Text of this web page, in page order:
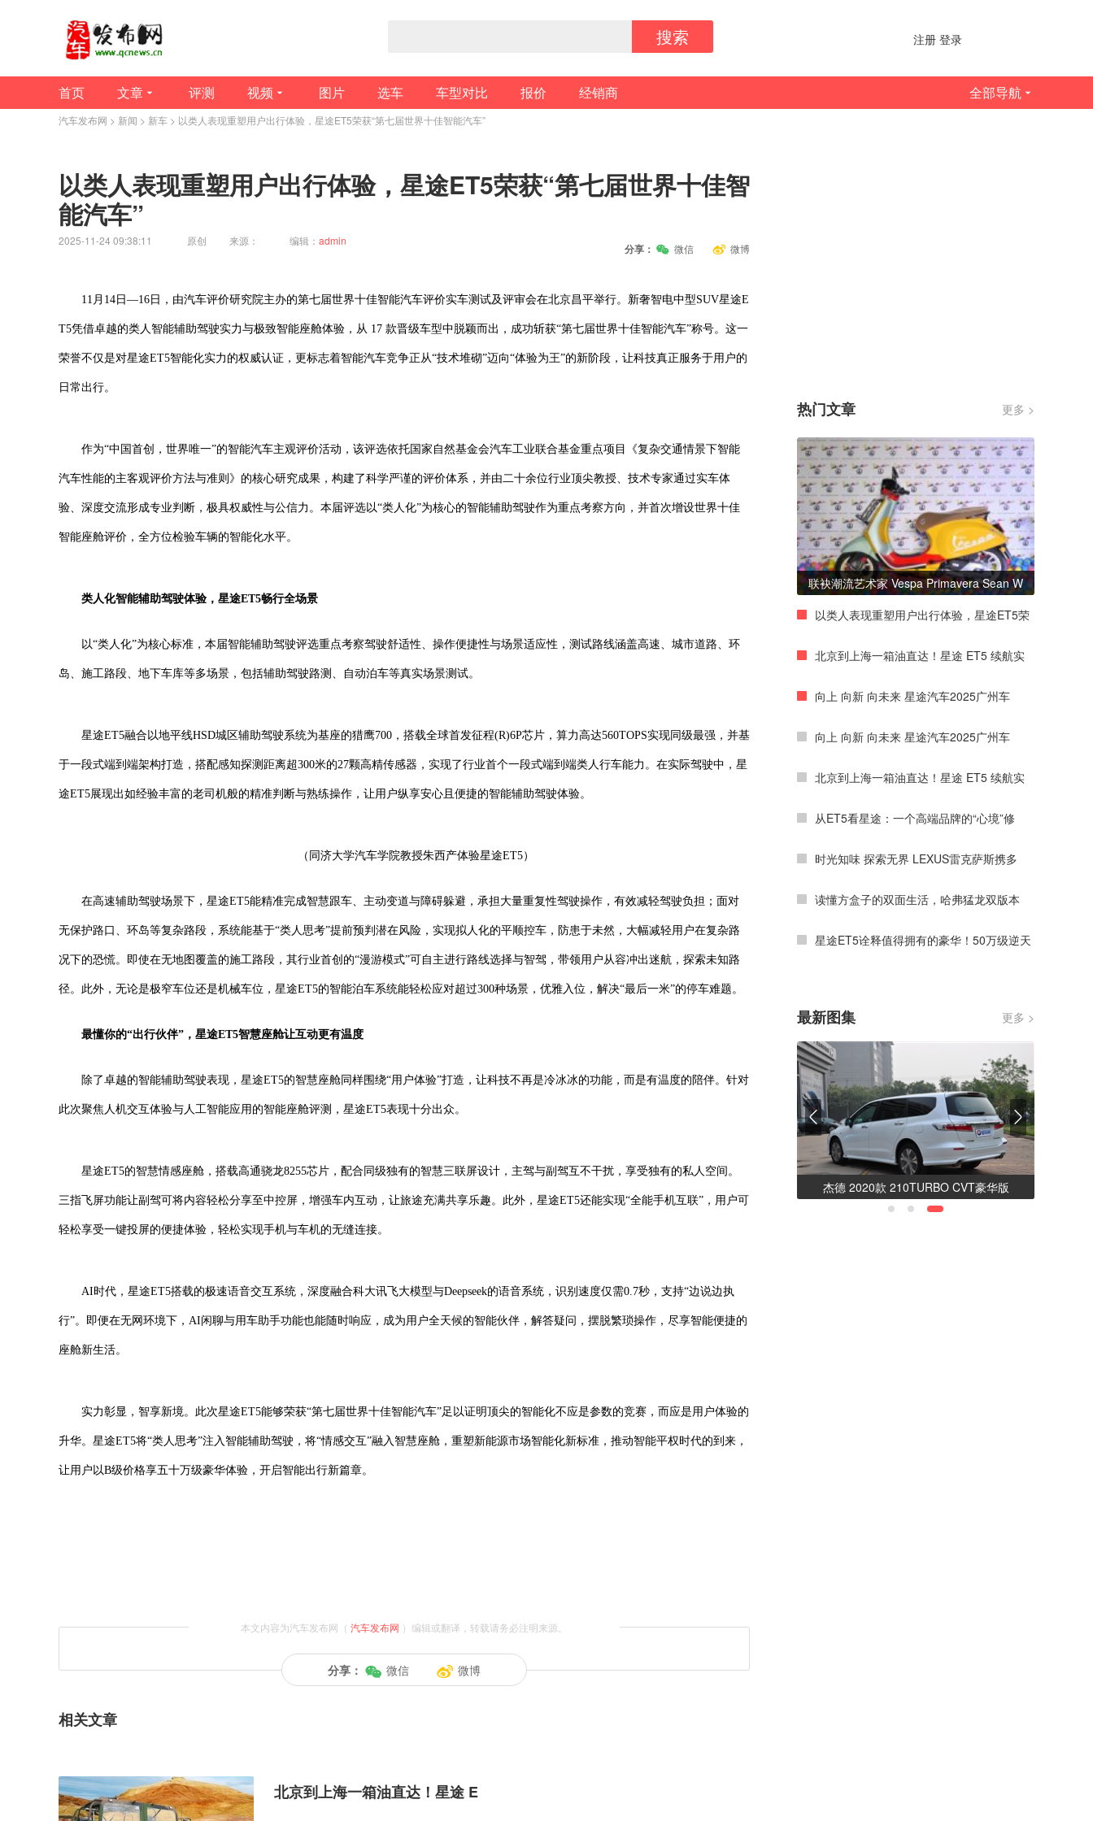
搜索 注册 登录
首页 文章 评测 视频 图片 选车 车型对比 报价 经销商 全部导航
汽车发布网 > 新闻 > 新车 > 以类人表现重塑用户出行体验，星途ET5荣获“第七届世界十佳智能汽车”
以类人表现重塑用户出行体验，星途ET5荣获“第七届世界十佳智
能汽车”
2025-11-24 09:38:11 原创 来源： 编辑： admin
分享： 微信 微博
11月14日—16日，由汽车评价研究院主办的第七届世界十佳智能汽车评价实车测试及评审会在北京昌平举行。新奢智电中型SUV星途E
T5凭借卓越的类人智能辅助驾驶实力与极致智能座舱体验，从 17 款晋级车型中脱颖而出，成功斩获“第七届世界十佳智能汽车”称号。这一
荣誉不仅是对星途ET5智能化实力的权威认证，更标志着智能汽车竞争正从“技术堆砌”迈向“体验为王”的新阶段，让科技真正服务于用户的
日常出行。
作为“中国首创，世界唯一”的智能汽车主观评价活动，该评选依托国家自然基金会汽车工业联合基金重点项目《复杂交通情景下智能
汽车性能的主客观评价方法与准则》的核心研究成果，构建了科学严谨的评价体系，并由二十余位行业顶尖教授、技术专家通过实车体
验、深度交流形成专业判断，极具权威性与公信力。本届评选以“类人化”为核心的智能辅助驾驶作为重点考察方向，并首次增设世界十佳
智能座舱评价，全方位检验车辆的智能化水平。
类人化智能辅助驾驶体验，星途ET5畅行全场景
以“类人化”为核心标准，本届智能辅助驾驶评选重点考察驾驶舒适性、操作便捷性与场景适应性，测试路线涵盖高速、城市道路、环
岛、施工路段、地下车库等多场景，包括辅助驾驶路测、自动泊车等真实场景测试。
星途ET5融合以地平线HSD城区辅助驾驶系统为基座的猎鹰700，搭载全球首发征程(R)6P芯片，算力高达560TOPS实现同级最强，并基
于一段式端到端架构打造，搭配感知探测距离超300米的27颗高精传感器，实现了行业首个一段式端到端类人行车能力。在实际驾驶中，星
途ET5展现出如经验丰富的老司机般的精准判断与熟练操作，让用户纵享安心且便捷的智能辅助驾驶体验。
（同济大学汽车学院教授朱西产体验星途ET5）
在高速辅助驾驶场景下，星途ET5能精准完成智慧跟车、主动变道与障碍躲避，承担大量重复性驾驶操作，有效减轻驾驶负担；面对
无保护路口、环岛等复杂路段，系统能基于“类人思考”提前预判潜在风险，实现拟人化的平顺控车，防患于未然，大幅减轻用户在复杂路
况下的恐慌。即使在无地图覆盖的施工路段，其行业首创的“漫游模式”可自主进行路线选择与智驾，带领用户从容冲出迷航，探索未知路
径。此外，无论是极窄车位还是机械车位，星途ET5的智能泊车系统能轻松应对超过300种场景，优雅入位，解决“最后一米”的停车难题。
最懂你的“出行伙伴”，星途ET5智慧座舱让互动更有温度
除了卓越的智能辅助驾驶表现，星途ET5的智慧座舱同样围绕“用户体验”打造，让科技不再是冷冰冰的功能，而是有温度的陪伴。针对
此次聚焦人机交互体验与人工智能应用的智能座舱评测，星途ET5表现十分出众。
星途ET5的智慧情感座舱，搭载高通骁龙8255芯片，配合同级独有的智慧三联屏设计，主驾与副驾互不干扰，享受独有的私人空间。
三指飞屏功能让副驾可将内容轻松分享至中控屏，增强车内互动，让旅途充满共享乐趣。此外，星途ET5还能实现“全能手机互联”，用户可
轻松享受一键投屏的便捷体验，轻松实现手机与车机的无缝连接。
AI时代，星途ET5搭载的极速语音交互系统，深度融合科大讯飞大模型与Deepseek的语音系统，识别速度仅需0.7秒，支持“边说边执
行”。即便在无网环境下，AI闲聊与用车助手功能也能随时响应，成为用户全天候的智能伙伴，解答疑问，摆脱繁琐操作，尽享智能便捷的
座舱新生活。
实力彰显，智享新境。此次星途ET5能够荣获“第七届世界十佳智能汽车”足以证明顶尖的智能化不应是参数的竞赛，而应是用户体验的
升华。星途ET5将“类人思考”注入智能辅助驾驶，将“情感交互”融入智慧座舱，重塑新能源市场智能化新标准，推动智能平权时代的到来，
让用户以B级价格享五十万级豪华体验，开启智能出行新篇章。
本文内容为汽车发布网（ 汽车发布网 ）编辑或翻译，转载请务必注明来源。
分享： 微信 微博
相关文章
北京到上海一箱油直达！星途 E
热门文章 更多 >
联袂潮流艺术家 Vespa Primavera Sean W
以类人表现重塑用户出行体验，星途ET5荣
北京到上海一箱油直达！星途 ET5 续航实
向上 向新 向未来 星途汽车2025广州车
向上 向新 向未来 星途汽车2025广州车
北京到上海一箱油直达！星途 ET5 续航实
从ET5看星途：一个高端品牌的“心境”修
时光知味 探索无界 LEXUS雷克萨斯携多
读懂方盒子的双面生活，哈弗猛龙双版本
星途ET5诠释值得拥有的豪华！50万级逆天
最新图集 更多 >
杰德 2020款 210TURBO CVT豪华版